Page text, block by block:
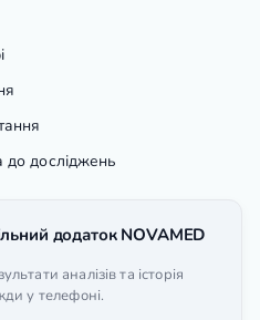
до досліджень
додаток NOVAMED
аналізів та історія
у телефоні.